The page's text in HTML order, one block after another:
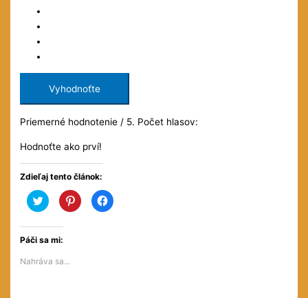
Vyhodnoťte
Priemerné hodnotenie / 5. Počet hlasov:
Hodnoťte ako prví!
Zdieľaj tento článok:
Kliknite
pre
zdieľanie
na
Twitter(Otvorí
v
novom
Kliknite
pre
zdieľanie
Kliknite
pre
Páči sa mi:
Nahráva sa...